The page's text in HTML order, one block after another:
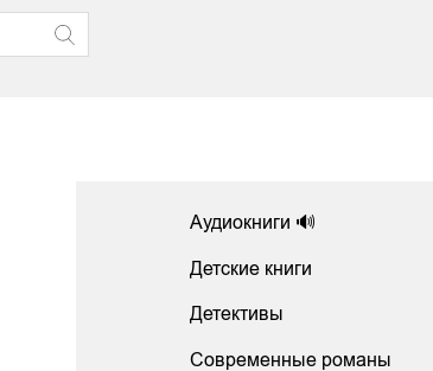
Аудиокниги 🔊
Детские книги
Детективы
Современные романы